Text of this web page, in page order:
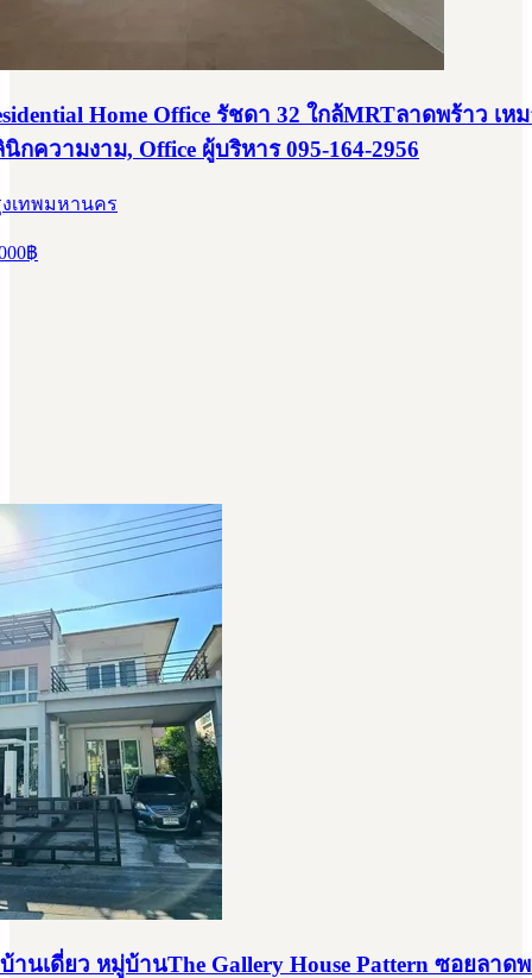
Home Office รัชดา 32 ใกล้MRTลาดพร้าว เห
กความงาม, Office ผู้บริหาร 095-164-2956
เทพมหานคร
฿
านเดี่ยว หมู่บ้านThe Gallery House Pattern ซอยลาด